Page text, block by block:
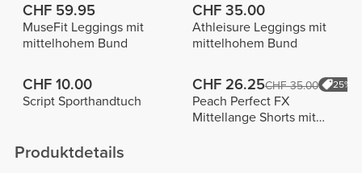
CHF 59.95
MuseFit Leggings mit
mittelhohem Bund
CHF 35.00
Athleisure Leggings mit
mittelhohem Bund
CHF 10.00
Script Sporthandtuch
CHF 26.25CHF 35.00 25%
Peach Perfect FX
Mittellange Shorts mit
Produktdetails